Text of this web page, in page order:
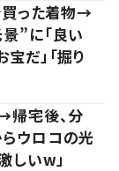
った着物→
”に「良い
だ」「掘り
帰宅後、分
ウロコの光
しいw」